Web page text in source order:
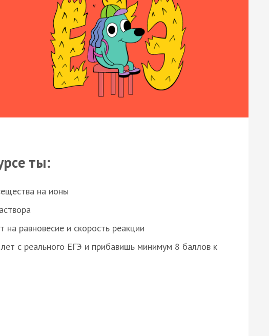
ты:
на ионы
равновесие и скорость реакции
с реального ЕГЭ и прибавишь минимум 8 баллов к